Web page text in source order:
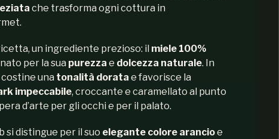
che trasforma ogni cottura in
un ingrediente prezioso: il miele 100%
per la sua purezza e dolcezza naturale. In
una tonalità dorata e favorisce la
impeccabile, croccante e caramellato al punto
d’arte per gli occhi e per il palato.
si distingue per il suo elegante colore arancioe